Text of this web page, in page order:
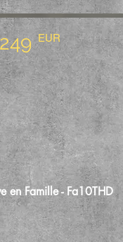
249 EUR
en Famille - Fa10THD